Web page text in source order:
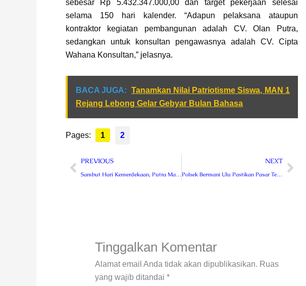
sebesar Rp 5.432.347.000,00 dan target pekerjaan selesai
selama 150 hari kalender. “Adapun pelaksana ataupun
kontraktor kegiatan pembangunan adalah CV. Olan Putra,
sedangkan untuk konsultan pengawasnya adalah CV. Cipta
Wahana Konsultan,” jelasnya.
BACA JUGA: Tanamkan Nilai Patriotisme Siswa, MAN 1
Rejang Lebong Gelar Gebyar Bulan Bahasa
Pages: 1 2
Prev
PREVIOUS NEXTNext
Tinggalkan Komentar
Alamat email Anda tidak akan dipublikasikan. Ruas
yang wajib ditandai *